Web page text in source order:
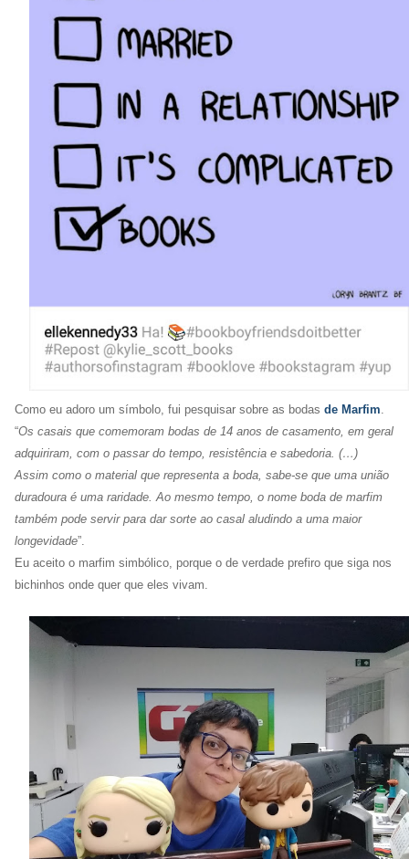
Como eu adoro um símbolo, fui pesquisar sobre as bodas de Marfim.
“Os casais que comemoram bodas de 14 anos de casamento, em geral
adquiriram, com o passar do tempo, resistência e sabedoria. (…)
Assim como o material que representa a boda, sabe-se que uma união
duradoura é uma raridade. Ao mesmo tempo, o nome boda de marfim
também pode servir para dar sorte ao casal aludindo a uma maior
longevidade”.
Eu aceito o marfim simbólico, porque o de verdade prefiro que siga nos
bichinhos onde quer que eles vivam.